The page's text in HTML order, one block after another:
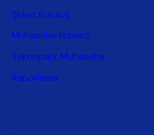
Şirket Kuruluş
Muhasebe Hizmeti
Teknopark Muhasebe
Raporlama